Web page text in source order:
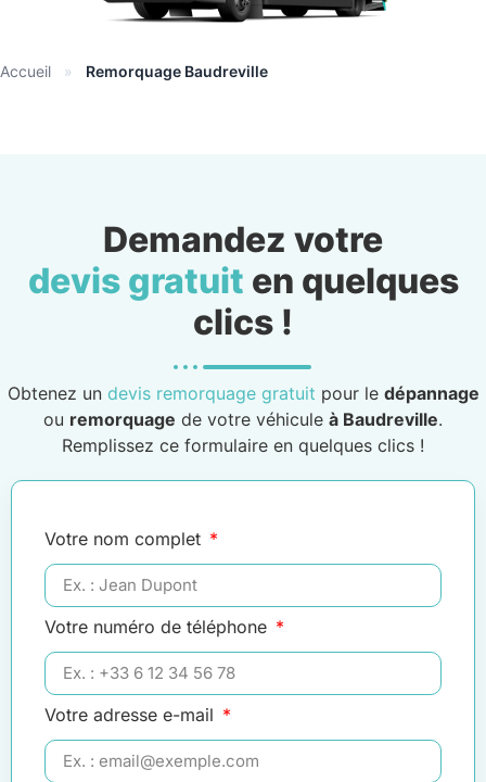
Accueil » Remorquage Baudreville
Demandez votre
devis gratuit en quelques
clics !
Obtenez un devis remorquage gratuit pour le dépannage
ou remorquage de votre véhicule à Baudreville.
Remplissez ce formulaire en quelques clics !
Votre nom complet
Votre numéro de téléphone
Votre adresse e-mail